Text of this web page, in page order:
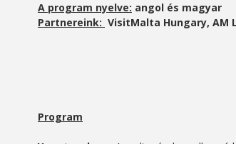
A program nyelve: angol és magyar
Partnereink: VisitMalta Hungary, AM
Program